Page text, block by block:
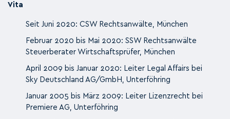
Vita
Seit Juni 2020: CSW Rechtsanwälte, München
Februar 2020 bis Mai 2020: SSW Rechtsanwälte
Steuerberater Wirtschaftsprüfer, München
April 2009 bis Januar 2020: Leiter Legal Affairs bei
Sky Deutschland AG/GmbH, Unterföhring
Januar 2005 bis März 2009: Leiter Lizenzrecht bei
Premiere AG, Unterföhring